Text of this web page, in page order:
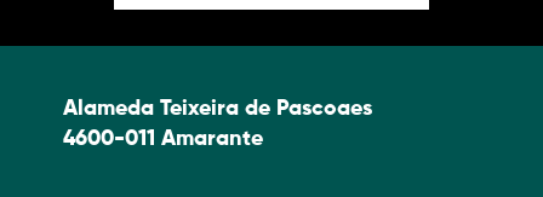
Alameda Teixeira de Pascoaes
4600-011 Amarante